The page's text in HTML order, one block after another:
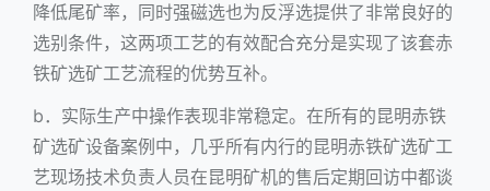
降低尾矿率，同时强磁选也为反浮选提供了非常良好的
选别条件，这两项工艺的有效配合充分是实现了该套赤
铁矿选矿工艺流程的优势互补。
b．实际生产中操作表现非常稳定。在所有的昆明赤铁
矿选矿设备案例中，几乎所有内行的昆明赤铁矿选矿工
艺现场技术负责人员在昆明矿机的售后定期回访中都谈